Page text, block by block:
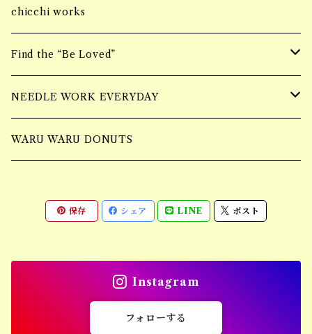
ブランケットケースBAG
ニーハイBAG
ショルダーBAG
Bracelet
piercing
Bracelet
Earring
Accessory
Piercing
Bracelet
chicchi works
Find the “Be Loved”
wall hangging vase
Mulch Flower Bag
NEEDLE WORK EVERYDAY
tufting bag
WARU WARU DONUTS
保存 シェア LINE ポスト
Instagram
フォローする